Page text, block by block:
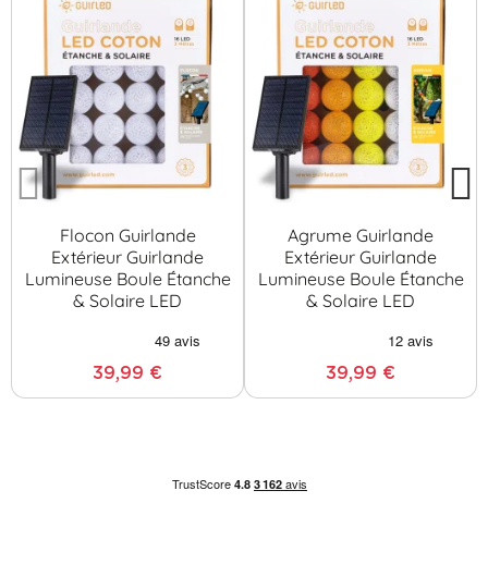
Flocon Guirlande
Extérieur Guirlande
Lumineuse Boule Étanche
& Solaire LED
39,99 €
Agrume Guirlande
Extérieur Guirlande
Lumineuse Boule Étanche
& Solaire LED
39,99 €